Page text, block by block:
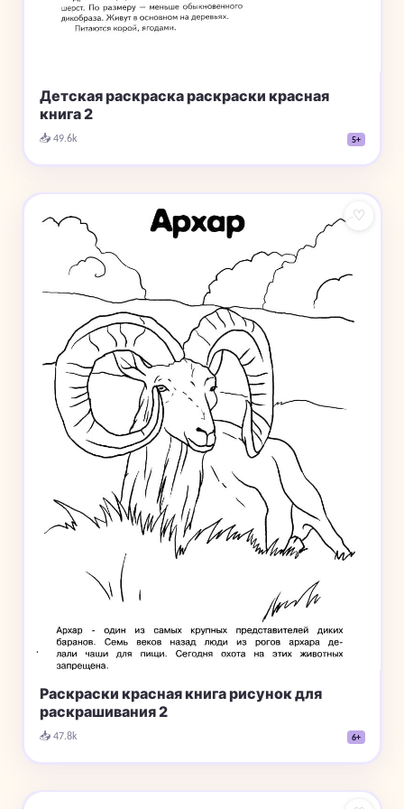
Детская раскраска раскраски красная
книга 2
📥 49.6k 5+
♡
Раскраски красная книга рисунок для
раскрашивания 2
📥 47.8k 6+